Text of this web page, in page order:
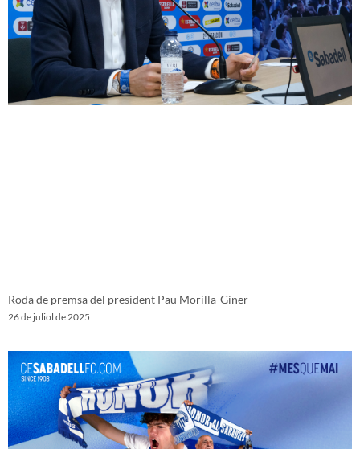
Roda de premsa del president Pau Morilla-Giner
26 de juliol de 2025